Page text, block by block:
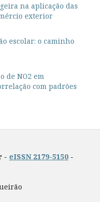
na aplicação das
exterior
escolar: o caminho
de NO2 em
com padrões
- eISSN 2179-5150 -